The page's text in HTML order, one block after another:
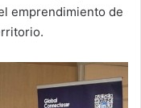
emprendimiento de